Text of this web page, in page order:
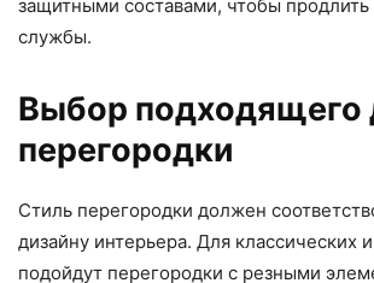
защитными составами, чтобы продлить
службы.
Выбор подходящего
перегородки
Стиль перегородки должен
дизайну интерьера. Для классических
подойдут перегородки с резными